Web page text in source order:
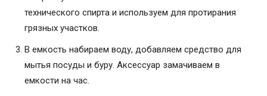
технического спирта и используем для протирания
грязных участков.
В емкость набираем воду, добавляем средство для
мытья посуды и буру. Аксессуар замачиваем в
емкости на час.